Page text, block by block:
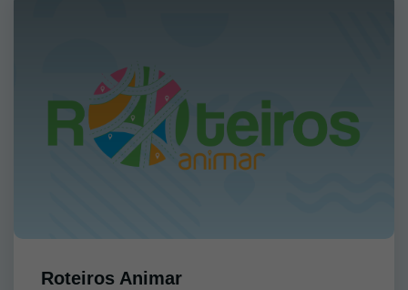
Roteiros Animar